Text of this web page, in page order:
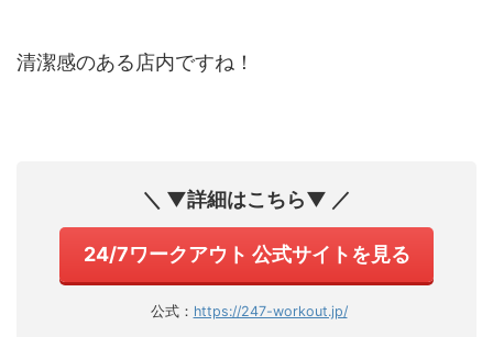
清潔感のある店内ですね！
＼ ▼詳細はこちら▼ ／
24/7ワークアウト 公式サイトを見る
公式： https://247-workout.jp/